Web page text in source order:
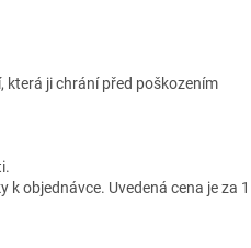
která ji chrání před poškozením
objednávce. Uvedená cena je za 1